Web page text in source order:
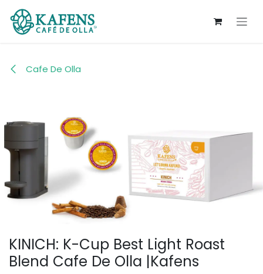
Cafe De Olla
KINICH: K-Cup Best Light Roast
Blend Cafe De Olla |Kafens